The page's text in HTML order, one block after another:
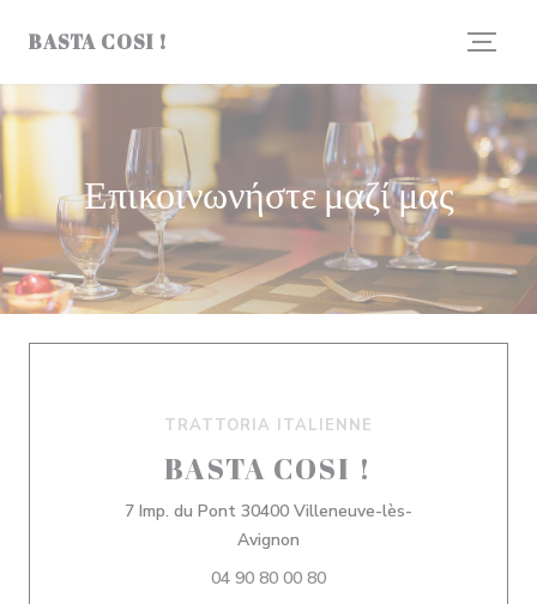
BASTA COSI !
Επικοινωνήστε μαζί μας
TRATTORIA ITALIENNE
BASTA COSI !
7 Imp. du Pont 30400 Villeneuve-lès-
Avignon
04 90 80 00 80